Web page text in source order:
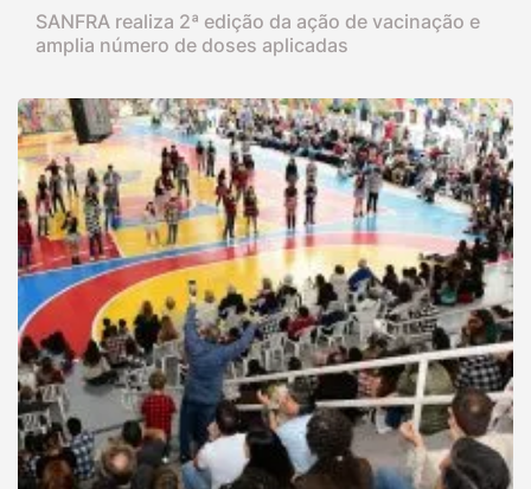
SANFRA realiza 2ª edição da ação de vacinação e
amplia número de doses aplicadas